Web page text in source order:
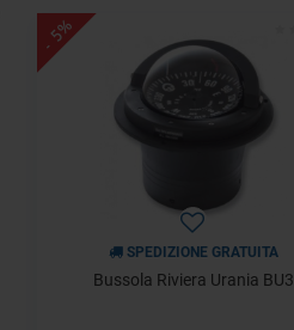
- 5%
SPEDIZIONE GRATUITA
Bussola Riviera Urania BU3